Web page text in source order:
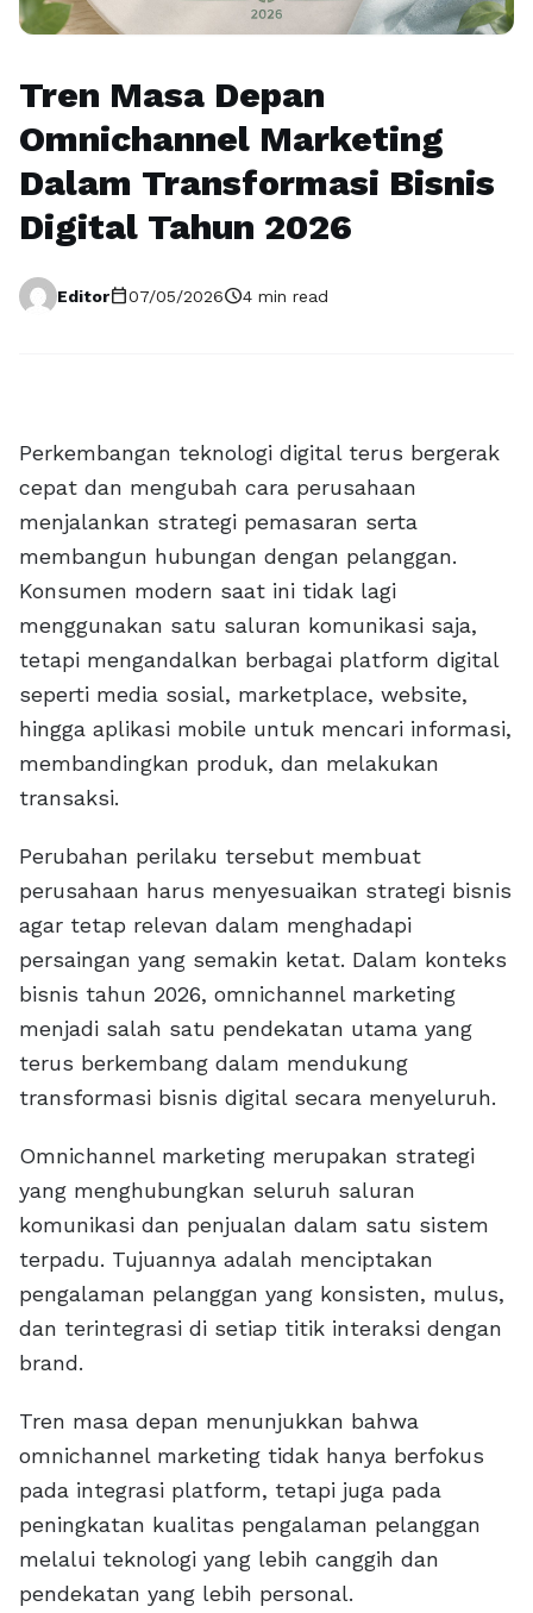
Tren Masa Depan
Omnichannel Marketing
Dalam Transformasi Bisnis
Digital Tahun 2026
Editorcalendar_today07/05/2026schedule4 min read
Perkembangan teknologi digital terus bergerak
cepat dan mengubah cara perusahaan
menjalankan strategi pemasaran serta
membangun hubungan dengan pelanggan.
Konsumen modern saat ini tidak lagi
menggunakan satu saluran komunikasi saja,
tetapi mengandalkan berbagai platform digital
seperti media sosial, marketplace, website,
hingga aplikasi mobile untuk mencari informasi,
membandingkan produk, dan melakukan
transaksi.
Perubahan perilaku tersebut membuat
perusahaan harus menyesuaikan strategi bisnis
agar tetap relevan dalam menghadapi
persaingan yang semakin ketat. Dalam konteks
bisnis tahun 2026, omnichannel marketing
menjadi salah satu pendekatan utama yang
terus berkembang dalam mendukung
transformasi bisnis digital secara menyeluruh.
Omnichannel marketing merupakan strategi
yang menghubungkan seluruh saluran
komunikasi dan penjualan dalam satu sistem
terpadu. Tujuannya adalah menciptakan
pengalaman pelanggan yang konsisten, mulus,
dan terintegrasi di setiap titik interaksi dengan
brand.
Tren masa depan menunjukkan bahwa
omnichannel marketing tidak hanya berfokus
pada integrasi platform, tetapi juga pada
peningkatan kualitas pengalaman pelanggan
melalui teknologi yang lebih canggih dan
pendekatan yang lebih personal.